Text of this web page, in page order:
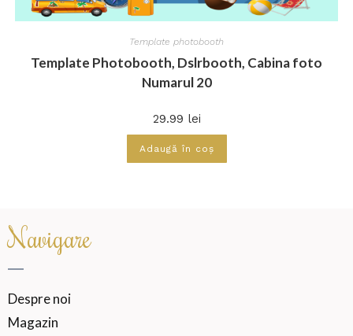
Template photobooth
Template Photobooth, Dslrbooth, Cabina foto
Numarul 20
29.99 lei
Adaugă în coș
Navigare
Despre noi
Magazin